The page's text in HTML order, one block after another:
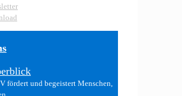
fördert und begeistert Menschen,